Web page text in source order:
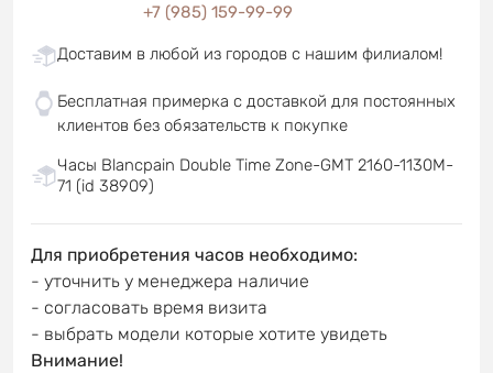
+7 (985) 159-99-99
Доставим в любой из городов с нашим филиалом!
Бесплатная примерка с доставкой для постоянных
клиентов без обязательств к покупке
Часы Blancpain Double Time Zone-GMT 2160-1130M-
71 (id 38909)
Для приобретения часов необходимо:
- уточнить у менеджера наличие
- согласовать время визита
- выбрать модели которые хотите увидеть
Внимание!